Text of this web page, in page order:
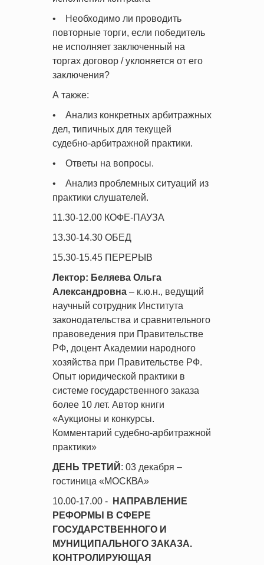
• Необходимо ли проводить
повторные торги, если победитель
не исполняет заключенный на
торгах договор / уклоняется от его
заключения?
А также:
• Анализ конкретных арбитражных
дел, типичных для текущей
судебно-арбитражной практики.
• Ответы на вопросы.
• Анализ проблемных ситуаций из
практики слушателей.
11.30-12.00 КОФЕ-ПАУЗА
13.30-14.30 ОБЕД
15.30-15.45 ПЕРЕРЫВ
Лектор: Беляева Ольга
Александровна – к.ю.н., ведущий
научный сотрудник Института
законодательства и сравнительного
правоведения при Правительстве
РФ, доцент Академии народного
хозяйства при Правительстве РФ.
Опыт юридической практики в
системе государственного заказа
более 10 лет. Автор книги
«Аукционы и конкурсы.
Комментарий судебно-арбитражной
практики»
ДЕНЬ ТРЕТИЙ : 03 декабря –
гостиница «МОСКВА»
10.00-17.00 -
НАПРАВЛЕНИЕ
РЕФОРМЫ В СФЕРЕ
ГОСУДАРСТВЕННОГО И
МУНИЦИПАЛЬНОГО ЗАКАЗА.
КОНТРОЛИРУЮЩАЯ